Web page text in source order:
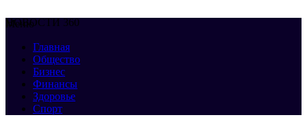
НОВОСТИ 360
Меню
Главная
Общество
Бизнес
Финансы
Здоровье
Спорт